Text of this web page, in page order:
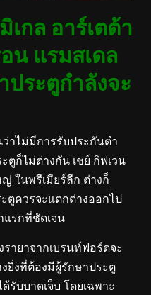
เกล อาร์เตต้า
น แรมสเดล
ประตูกำลังจะ
าไม่มีการรับประกันตำ
ตูก็ไม่ต่างกัน เชย์ กิฟเวน
ในพรีเมียร์ลีก ต่างก็
ตูควรจะแตกต่างออกไป
แรกที่ชัดเจน
ายาจากเบรนท์ฟอร์ดจะ
ยิ่งที่ต้องมีผู้รักษาประตู
บบาดเจ็บ โดยเฉพาะ